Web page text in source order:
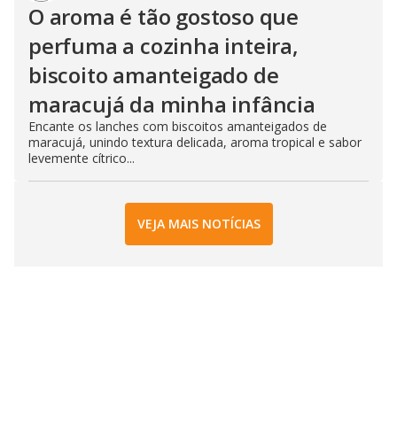
O aroma é tão gostoso que
perfuma a cozinha inteira,
biscoito amanteigado de
maracujá da minha infância
Encante os lanches com biscoitos amanteigados de
maracujá, unindo textura delicada, aroma tropical e sabor
levemente cítrico...
VEJA MAIS NOTÍCIAS